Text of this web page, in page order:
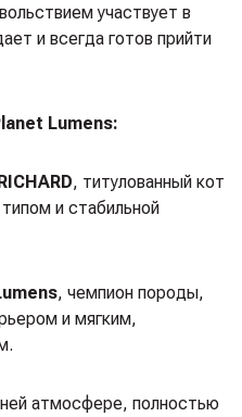
участвует в
и всегда готов прийти
Lumens:
, титулованный кот
и стабильной
, чемпион породы,
и мягким,
атмосфере, полностью